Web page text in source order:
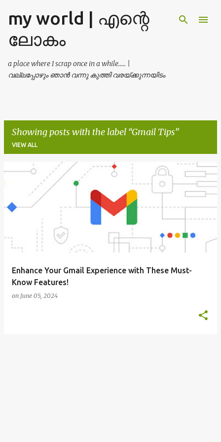
Skip to main content
my world | എന്റെ
ലോകം
a place where I scrap once in a while..... |
വല്ലപ്പോഴും ഞാൻ വന്നു കുത്തി വരയ്ക്കുന്നയിടം
Showing posts with the label Gmail Tips
VIEW ALL
P
s
Enhance Your Gmail Experience with These Must-
Know Features!
on June 05, 2024